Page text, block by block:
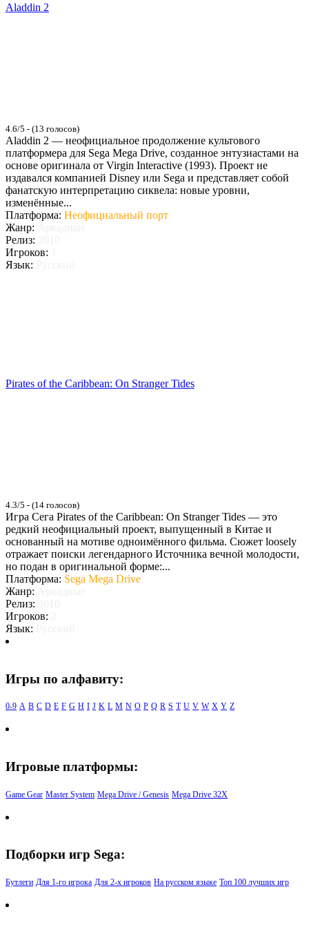
Aladdin 2
4.6/5 - (13 голосов)
Aladdin 2 — неофициальное продолжение культового
платформера для Sega Mega Drive, созданное энтузиастами на
основе оригинала от Virgin Interactive (1993). Проект не
издавался компанией Disney или Sega и представляет собой
фанатскую интерпретацию сиквела: новые уровни,
изменённые...
Платформа: Неофициальный порт
Жанр:
Релиз:
Игроков:
Язык:
Pirates of the Caribbean: On Stranger Tides
4.3/5 - (14 голосов)
Игра Сега Pirates of the Caribbean: On Stranger Tides — это
редкий неофициальный проект, выпущенный в Китае и
основанный на мотиве одноимённого фильма. Сюжет loosely
отражает поиски легендарного Источника вечной молодости,
но подан в оригинальной форме:...
Платформа: Sega Mega Drive
Жанр:
Релиз:
Игроков:
Язык:
Игры по алфавиту:
0-9 A B C D E F G H I J K L M N O P Q R S T U V W X Y Z
Игровые платформы:
Game Gear Master System Mega Drive / Genesis Mega Drive 32X
Подборки игр Sega:
Бутлеги Для 1-го игрока Для 2-х игроков На русском языке Топ 100 лучших игр